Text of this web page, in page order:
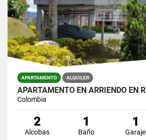
APARTAMENTO ALQUILER
Colombia
2
Alcobas
1
Baño
1
Garaje